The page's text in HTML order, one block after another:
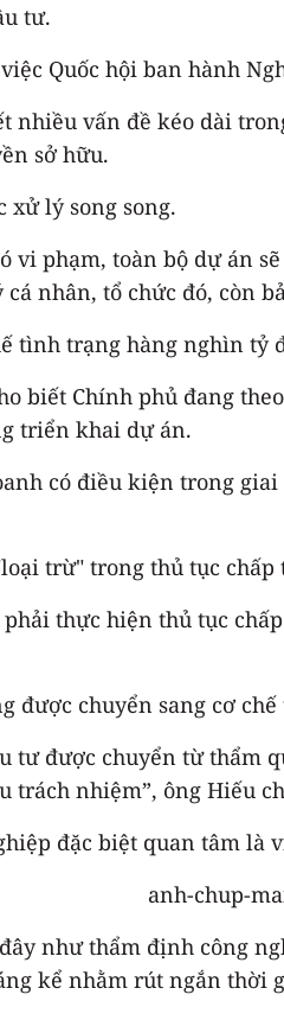
tư.
Quốc hội ban hành
nhiều vấn đề kéo dài
sở hữu.
lý song song.
vi phạm, toàn bộ dự án
nhân, tổ chức đó, còn
tình trạng hàng nghìn
biết Chính phủ đang
triển khai dự án.
có điều kiện trong
trừ" trong thủ tục
thực hiện thủ tục
được chuyển sang cơ
tư được chuyển từ thẩm
trách nhiệm”, ông Hiếu
đặc biệt quan tâm là
như thẩm định công
kể nhằm rút ngắn thời